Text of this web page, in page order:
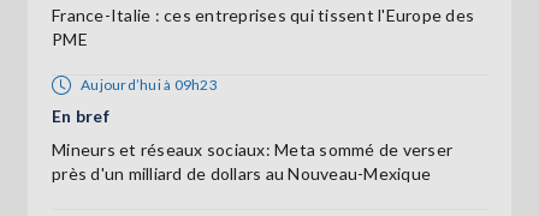
France-Italie : ces entreprises qui tissent l'Europe des
PME
Aujourd’hui à 09h23
En bref
Mineurs et réseaux sociaux: Meta sommé de verser
près d'un milliard de dollars au Nouveau-Mexique